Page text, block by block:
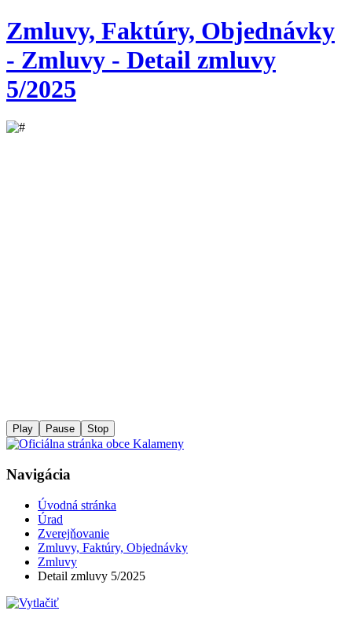
Zmluvy, Faktúry, Objednávky
- Zmluvy - Detail zmluvy
5/2025
Play Pause Stop
Navigácia
Úvodná stránka
Úrad
Zverejňovanie
Zmluvy, Faktúry, Objednávky
Zmluvy
Detail zmluvy 5/2025